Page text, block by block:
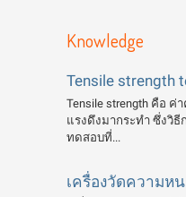
Knowledge
Tensile strength
Tensile strength คือ ค่
แรงดึงมากระทำ ซึ่งวิ
ทดสอบที่...
เครื่องวัดความห